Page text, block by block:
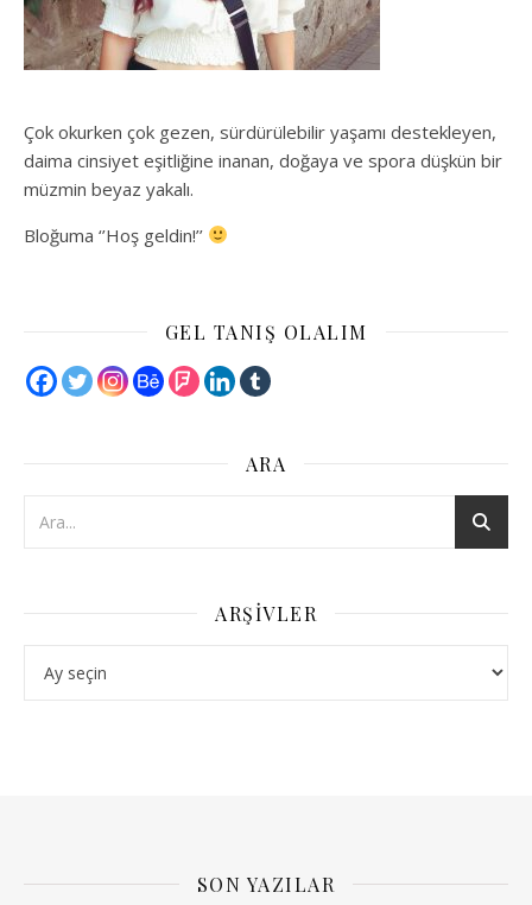
Çok okurken çok gezen, sürdürülebilir yaşamı destekleyen,
daima cinsiyet eşitliğine inanan, doğaya ve spora düşkün bir
müzmin beyaz yakalı.
Bloğuma ‘’Hoş geldin!’’
GEL TANIŞ OLALIM
ARA
ARŞIVLER
SON YAZILAR